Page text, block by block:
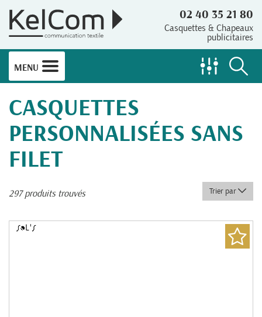
02 40 35 21 80
Casquettes & Chapeaux
publicitaires
MENU
CASQUETTES
PERSONNALISÉES SANS
FILET
297 produits trouvés Trier par